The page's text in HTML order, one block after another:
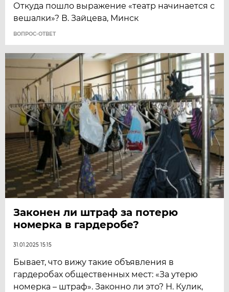
Откуда пошло выражение «театр начинается с
вешалки»? В. Зайцева, Минск
ВОПРОС-ОТВЕТ
Законен ли штраф за потерю
номерка в гардеробе?
31.01.2025 15:15
Бывает, что вижу такие объявления в
гардеробах общественных мест: «За утерю
номерка – штраф». Законно ли это? Н. Кулик,